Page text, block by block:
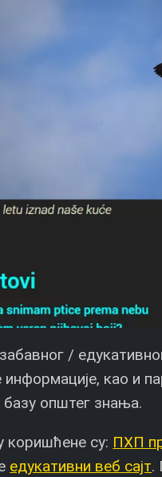
/
као и
базу општег знања.
коришћене су: ПХП
едукативни веб сајт.